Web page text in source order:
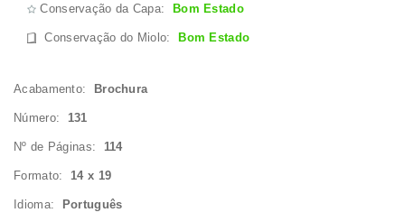
Conservação da Capa: Bom Estado
Conservação do Miolo:Bom Estado
Acabamento: Brochura
Número: 131
Nº de Páginas: 114
Formato: 14 x 19
Idioma: Português